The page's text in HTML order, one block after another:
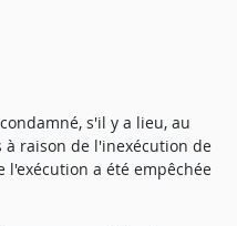
s'il y a lieu, au
raison de l'inexécution de
a été empêchée